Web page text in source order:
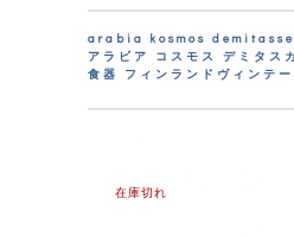
arabia kosmos
アラビア コスモス デミタス
食器 フィンランドヴィンテー
在庫切れ